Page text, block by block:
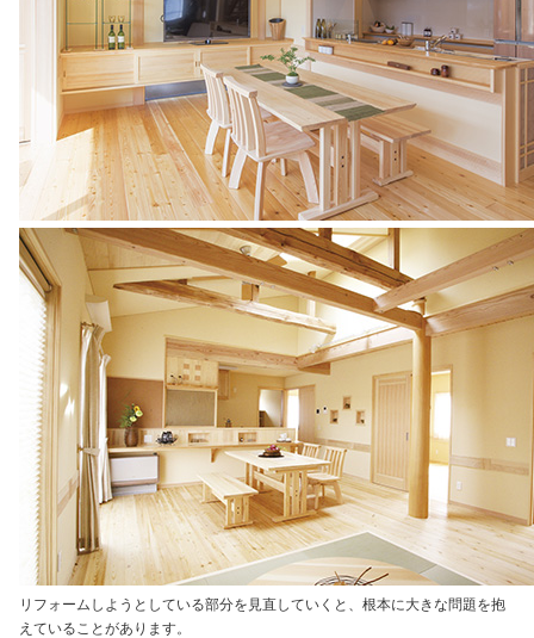
リフォームしようとしている部分を見直していくと、根本に大きな問題を抱
えていることがあります。